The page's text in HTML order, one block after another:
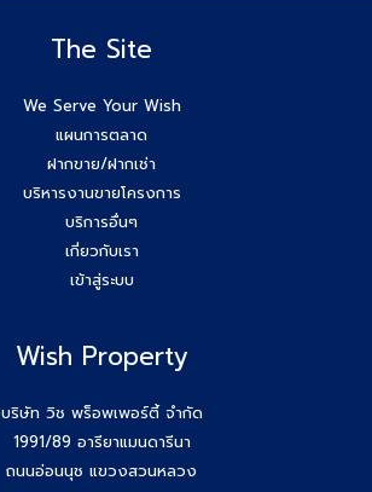
The Site
We Serve Your Wish
แผนการตลาด
ฝากขาย/ฝากเช่า
บริหารงานขายโครงการ
บริการอื่นๆ
เกี่ยวกับเรา
เข้าสู่ระบบ
Wish Property
บริษัท วิช พร็อพเพอร์ตี้ จำกัด
1991/89 อารียาแมนดารีนา
ถนนอ่อนนุช แขวงสวนหลวง